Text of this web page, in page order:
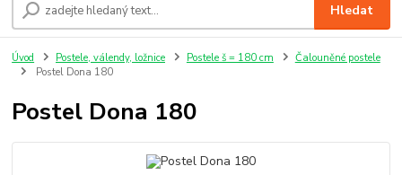
Hledat
Úvod Postele, válendy, ložnice Postele š = 180 cm
Čalouněné postele
Postel Dona 180
Postel Dona 180